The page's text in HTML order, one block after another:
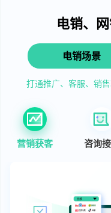
电销、
电销场景
打通推广、客服、销
营销获客 咨询